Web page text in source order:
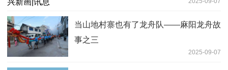
当山地村寨也有了龙舟队——麻阳龙舟故
事之三
2025-09-07